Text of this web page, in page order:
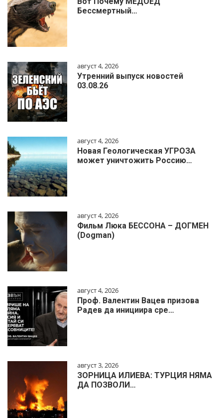
Бессмертный…
август 4, 2026
Утренний выпуск новостей
03.08.26
август 4, 2026
Новая Геологическая УГРОЗА
может уничтожить Россию…
август 4, 2026
Фильм Люка БЕССОНА – ДОГМЕН
(Dogman)
август 4, 2026
Проф. Валентин Вацев призова
Радев да инициира сре…
август 3, 2026
ЗОРНИЦА ИЛИЕВА: ТУРЦИЯ НЯМА
ДА ПОЗВОЛИ…